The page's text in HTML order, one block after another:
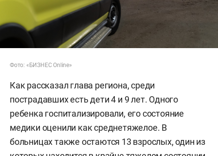
Фото: «БИЗНЕС Online»
Как рассказал глава региона, среди
пострадавших есть дети 4 и 9 лет. Одного
ребенка госпитализировали, его состояние
медики оценили как среднетяжелое. В
больницах также остаются 13 взрослых, один из